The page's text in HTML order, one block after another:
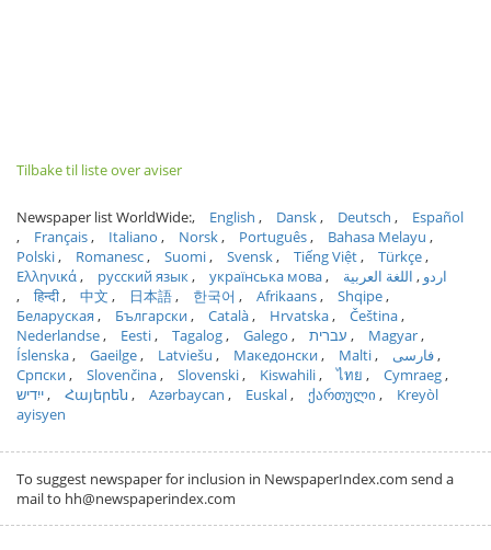
Tilbake til liste over aviser
Newspaper list WorldWide: English Dansk Deutsch
Español
Français
Italiano Norsk Português
Bahasa Melayu
Polski
Romanesc Suomi Svensk Tiếng Việt
Türkçe
Ελληνικά
русский язык українська мова اردو
اللغة العربية
हिन्दी
中文 日本語 한국어 Afrikaans
Shqipe
Беларуская
Български Català Hrvatska
Čeština
Nederlandse
Eesti Tagalog Galego עברית
Magyar
Íslenska
Gaeilge Latviešu Македонски Malti
فارسی
Српски
Slovenčina Slovenski Kiswahili ไทย
Cymraeg
ייִדיש
Հայերեն Azərbaycan Euskal ქართული
Kreyòl
ayisyen
To suggest newspaper for inclusion in NewspaperIndex.com send a
mail to hh@newspaperindex.com